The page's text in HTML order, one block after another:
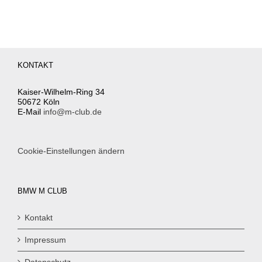
KONTAKT
Kaiser-Wilhelm-Ring 34
50672 Köln
E-Mail info@m-club.de
Cookie-Einstellungen ändern
BMW M CLUB
Kontakt
Impressum